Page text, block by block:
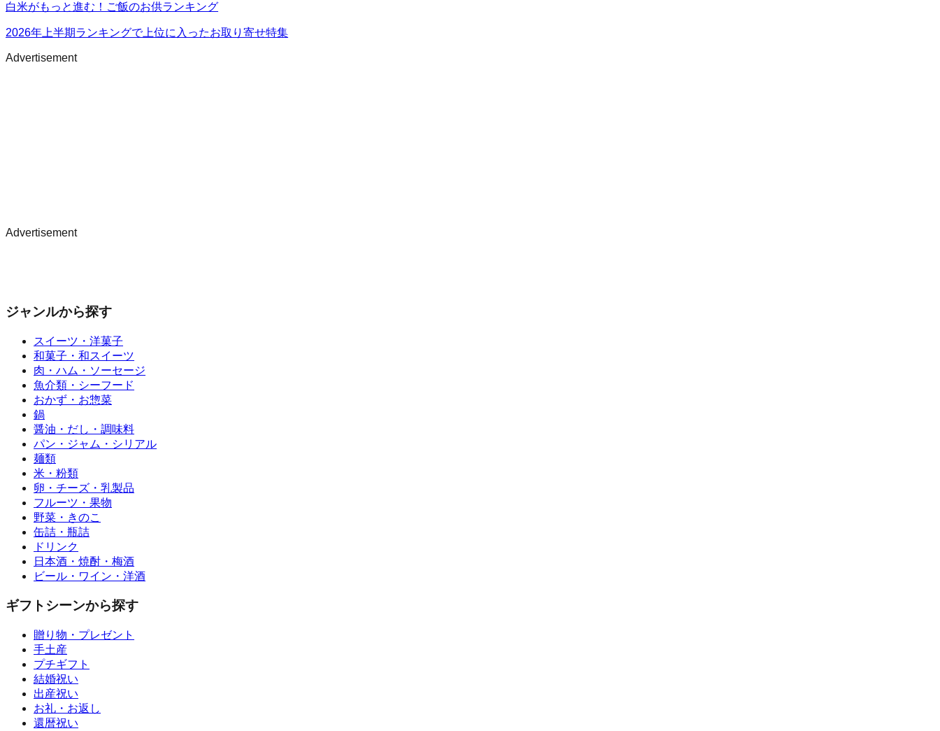
白米がもっと進む！ご飯のお供ランキング
2026年上半期ランキングで上位に入ったお取り寄せ特集
Advertisement
Advertisement
ジャンルから探す
スイーツ・洋菓子
和菓子・和スイーツ
肉・ハム・ソーセージ
魚介類・シーフード
おかず・お惣菜
鍋
醤油・だし・調味料
パン・ジャム・シリアル
麺類
米・粉類
卵・チーズ・乳製品
フルーツ・果物
野菜・きのこ
缶詰・瓶詰
ドリンク
日本酒・焼酎・梅酒
ビール・ワイン・洋酒
ギフトシーンから探す
贈り物・プレゼント
手土産
プチギフト
結婚祝い
出産祝い
お礼・お返し
還暦祝い